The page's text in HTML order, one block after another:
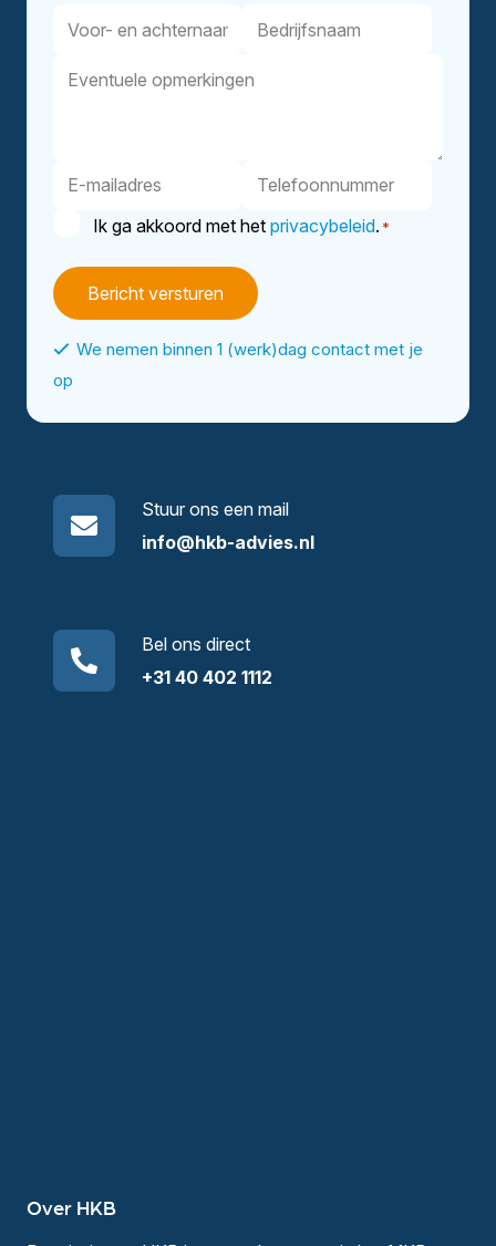
Voor-
achternaam
Bedrijfsnaam
Eventuele
E-
Telefoonnummer
Instemming
Ik ga akkoord met het privacybeleid. *
We nemen binnen 1 (werk)dag contact met je
op
Stuur ons een mail
info@hkb-advies.nl
Bel ons direct
+31 40 402 1112
Over HKB